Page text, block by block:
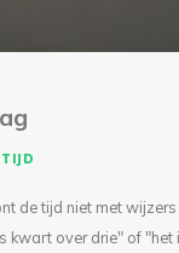
de tijd niet met
kwart over drie" of "het